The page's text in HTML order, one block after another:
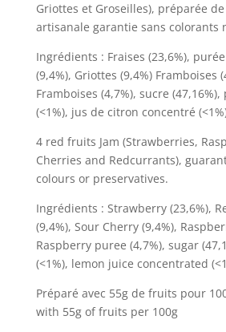
Griottes et Groseilles), préparée
artisanale garantie sans colorants
Ingrédients : Fraises (23,6%),
(9,4%), Griottes (9,4%) Framboises
Framboises (4,7%), sucre
(<1%), jus de citron concentré
4 red fruits Jam (Strawberries,
Cherries and Redcurrants),
colours or preservatives.
Ingrédients : Strawberry (23,6%),
(9,4%), Sour Cherry (9,4%),
Raspberry puree (4,7%), sugar
(<1%), lemon juice concentrated
Préparé avec 55g de fruits pour
with 55g of fruits per 100g